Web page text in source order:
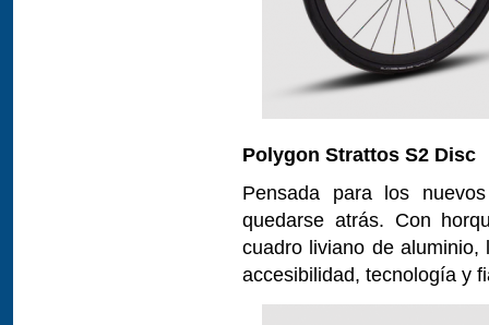
Polygon Strattos S2 Disc
Pensada para los
quedarse atrás. Con
cuadro liviano de
accesibilidad, tecnología y